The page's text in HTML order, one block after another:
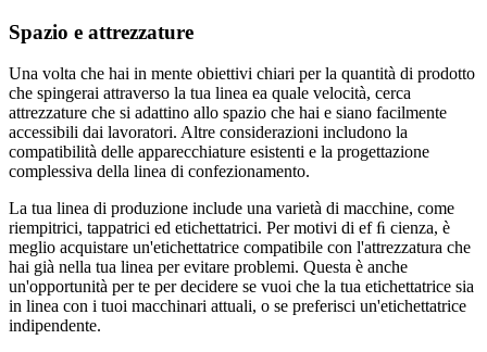
Spazio e attrezzature
Una volta che hai in mente obiettivi chiari per la quantità di prodotto
che spingerai attraverso la tua linea ea quale velocità, cerca
attrezzature che si adattino allo spazio che hai e siano facilmente
accessibili dai lavoratori. Altre considerazioni includono la
compatibilità delle apparecchiature esistenti e la progettazione
complessiva della linea di confezionamento.
La tua linea di produzione include una varietà di macchine, come
riempitrici, tappatrici ed etichettatrici. Per motivi di ef ﬁ cienza, è
meglio acquistare un'etichettatrice compatibile con l'attrezzatura che
hai già nella tua linea per evitare problemi. Questa è anche
un'opportunità per te per decidere se vuoi che la tua etichettatrice sia
in linea con i tuoi macchinari attuali, o se preferisci un'etichettatrice
indipendente.